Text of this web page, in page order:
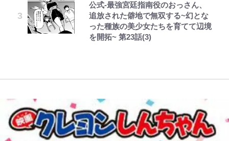
公式-最強宮廷指南役のおっさん、
追放された僻地で無双する~幻とな
った種族の美少女たちを育てて辺境
を開拓~ 第23話(3)
趣里「ショック」初めて語った“重
い意味” 三山凌輝「無反省メー
ル」文春第2弾で“一家の限界”報道
レビュー『仮面家族』悠木シュン・
著
誹謗中傷も「『そうせざるを得ない
事情』がある」…山尾志桜里が
SNSのバッシングにも向き合う理
おもしろさを知る
やってはいけない！「キャンプツー
リング」での「NGパッキング」7
手は【Jリーグ開幕｢初めての秋春
制｣の大激論】(4)
W杯クオーター制への大反発か、
南や和也だけじゃない！『タッチ』
上杉達也の才能を「いち早く見出し
た人物たち」
とうちゃんが出世するゾ